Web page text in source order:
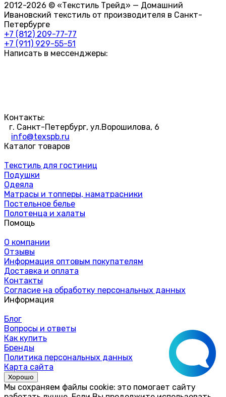
2012-2026 © «Текстиль Трейд» — Домашний
Ивановский текстиль от производителя в Санкт-
Петербурге
+7 (812) 209-77-77
+7 (911) 929-55-51
Написать в мессенджеры:
Контакты:
г. Санкт-Петербург, ул.Ворошилова, 6
info@texspb.ru
Каталог товаров
Текстиль для гостиниц
Подушки
Одеяла
Матрасы и топперы, наматрасники
Постельное белье
Полотенца и халаты
Помощь
О компании
Отзывы
Информация оптовым покупателям
Доставка и оплата
Контакты
Согласие на обработку персональных данных
Информация
Блог
Вопросы и ответы
Как купить
Бренды
Политика персональных данных
Карта сайта
Хорошо
Мы сохраняем файлы cookie: это помогает сайту